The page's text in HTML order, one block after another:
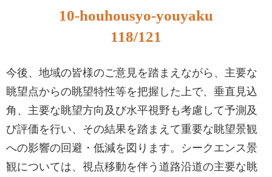
10-houhousyo-youyaku
118/121
今後、地域の皆様のご意見を踏まえながら、主要な
眺望点からの眺望特性等を把握した上で、垂直見込
角、主要な眺望方向及び水平視野も考慮して予測及
び評価を行い、その結果を踏まえて重要な眺望景観
への影響の回避・低減を図ります。シークエンス景
観については、視点移動を伴う道路沿道の主要な眺